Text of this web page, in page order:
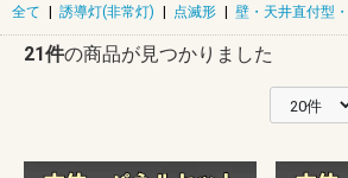
全て | 誘導灯(非常灯) | 点滅形 | 壁・天井直付型
21件の商品が見つかりました